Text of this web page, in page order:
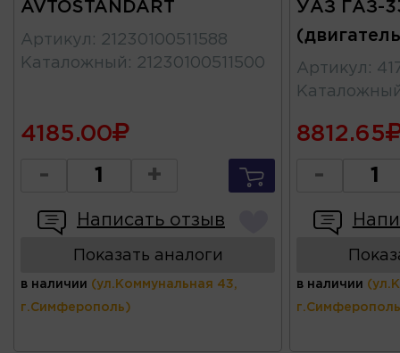
AVTOSTANDART
Артикул : 21230100511588
Каталожный : 21230100511500
4185.00
- +
Написать отзыв
Показать аналоги
в наличии (ул.Коммунальная 43,
г.Симферополь)
УАЗ ГАЗ-
Артикул :
8812.65
-
в наличии